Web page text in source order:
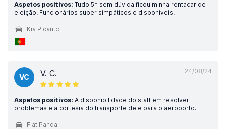
Aspetos positivos: Tudo 5* sem dúvida ficou minha rentacar de
eleição. Funcionários super simpáticos e disponíveis.
Kia Picanto
24/08/24
VC V. C.
Aspetos positivos: A disponibilidade do staff em resolver
problemas e a cortesia do transporte de e para o aeroporto.
Fiat Panda